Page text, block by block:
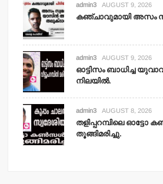
admin3 AUGUST 9, 2026
കഞ്ചാവുമായി അസം
admin3 AUGUST 9, 2026
ഓട്ടിസം ബാധിച്ച യുവാവ്
നിലയില്‍.
admin3 AUGUST 8, 2026
തളിപ്പറമ്പിലെ ഓട്ടോ
തൂങ്ങിമരിച്ചു.